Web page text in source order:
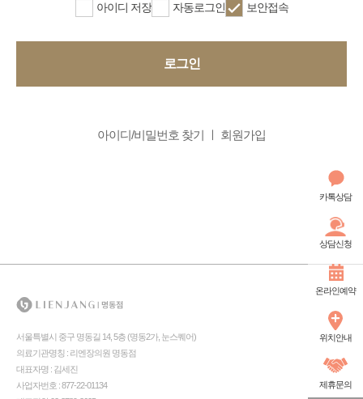
카톡상담
상담신청
온라인예약
위치안내
제휴문의
아이디 저장 자동로그인 보안접속
로그인
아이디/비밀번호 찾기 회원가입
서울특별시 중구 명동길 14, 5층 (명동2가, 눈스퀘어)
의료기관명칭 : 리엔장의원 명동점
대표자명 : 김세진
사업자번호 : 877-22-01134